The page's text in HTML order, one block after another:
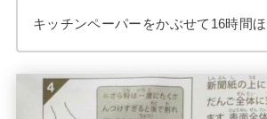
キッチンペーパーをかぶせて16時間ほ